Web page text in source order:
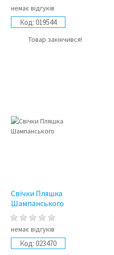
немає відгуків
Код: 019544
Товар закінчився!
Свічки Пляшка
Шампанського
немає відгуків
Код: 023470